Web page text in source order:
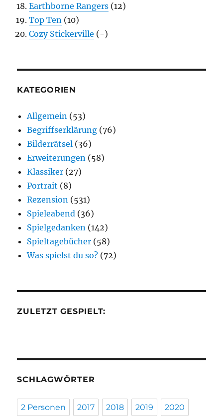
Earthborne Rangers (12)
Top Ten (10)
Cozy Stickerville (-)
KATEGORIEN
Allgemein (53)
Begriffserklärung (76)
Bilderrätsel (36)
Erweiterungen (58)
Klassiker (27)
Portrait (8)
Rezension (531)
Spieleabend (36)
Spielgedanken (142)
Spieltagebücher (58)
Was spielst du so? (72)
ZULETZT GESPIELT:
SCHLAGWÖRTER
2 Personen 2017 2018 2019 2020